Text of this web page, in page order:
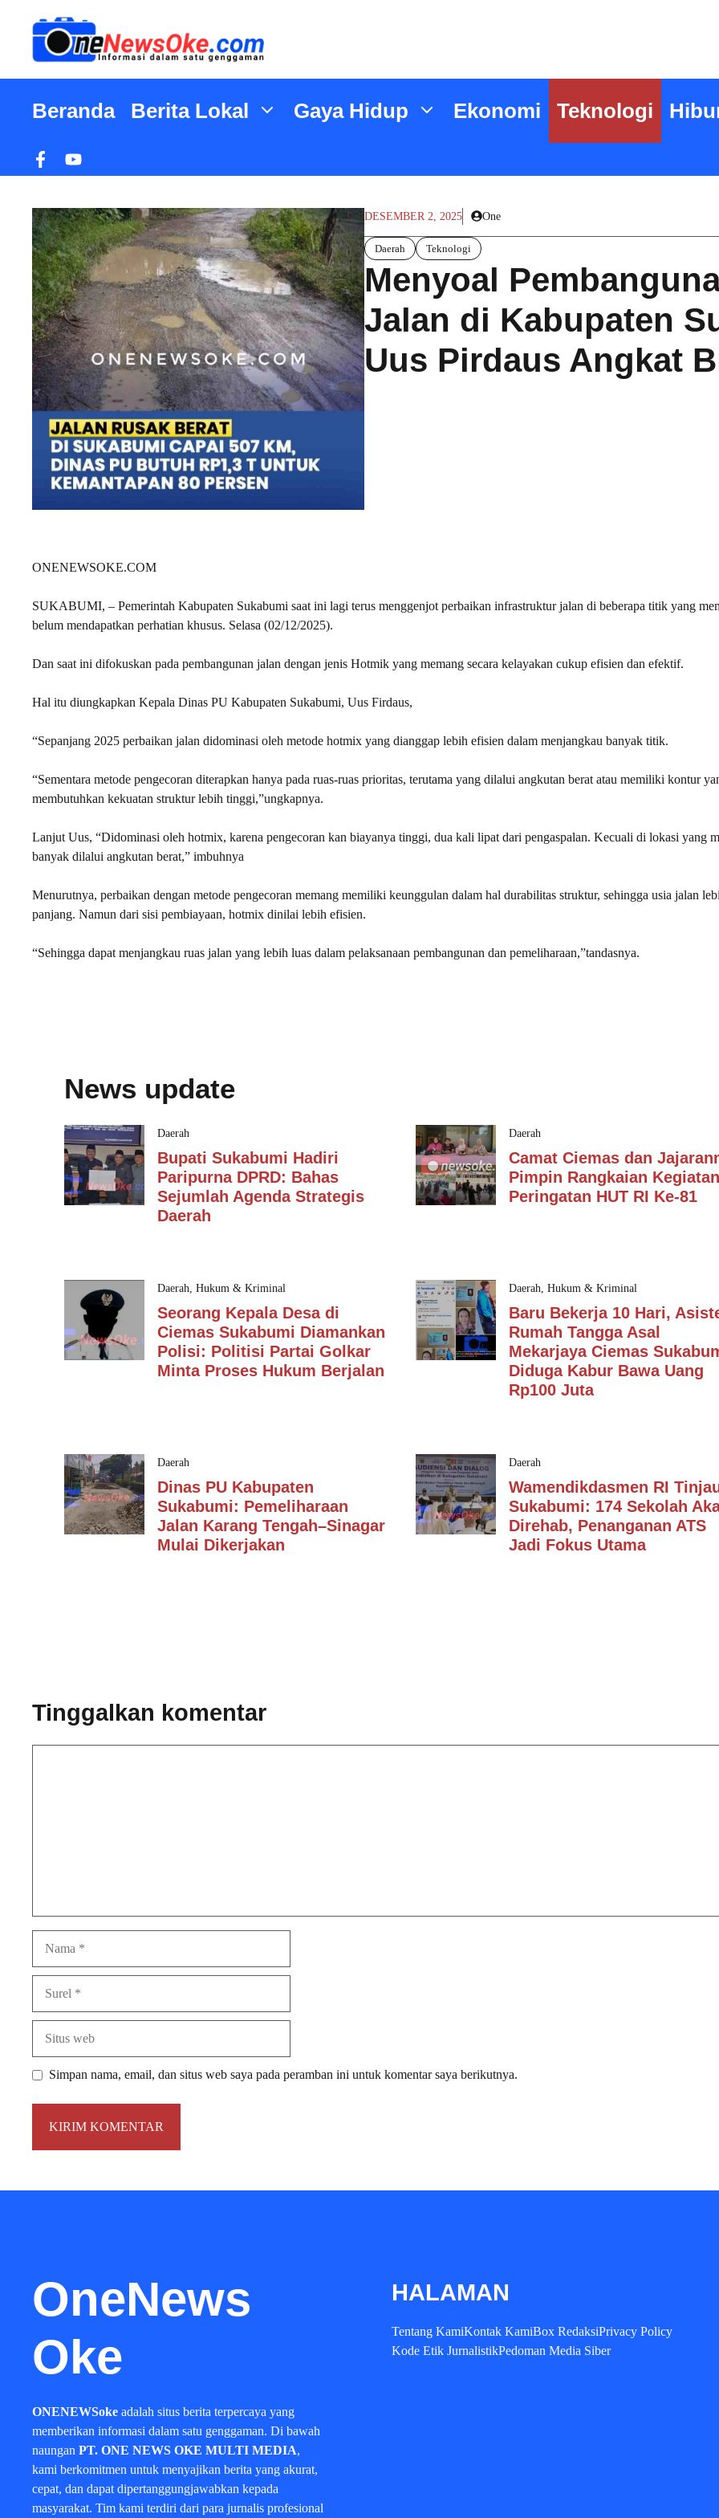
Beranda Berita Lokal Gaya Hidup Ekonomi Teknologi
DESEMBER 2, 2025 One
Daerah Teknologi
Menyoal
Jalan di Kabupaten
Uus Pirdaus Angkat
ONENEWSOKE.COM
SUKABUMI, – Pemerintah Kabupaten Sukabumi saat ini lagi terus menggenjot perbaikan infrastruktur jalan di beberapa titik yang
belum mendapatkan perhatian khusus. Selasa (02/12/2025).
Dan saat ini difokuskan pada pembangunan jalan dengan jenis Hotmik yang memang secara kelayakan cukup efisien dan efektif.
Hal itu diungkapkan Kepala Dinas PU Kabupaten Sukabumi, Uus Firdaus,
“Sepanjang 2025 perbaikan jalan didominasi oleh metode hotmix yang dianggap lebih efisien dalam menjangkau banyak titik.
“Sementara metode pengecoran diterapkan hanya pada ruas-ruas prioritas, terutama yang dilalui angkutan berat atau memiliki kontur
membutuhkan kekuatan struktur lebih tinggi,”ungkapnya.
Lanjut Uus, “Didominasi oleh hotmix, karena pengecoran kan biayanya tinggi, dua kali lipat dari pengaspalan. Kecuali di lokasi yang
banyak dilalui angkutan berat,” imbuhnya
Menurutnya, perbaikan dengan metode pengecoran memang memiliki keunggulan dalam hal durabilitas struktur, sehingga usia jalan
panjang. Namun dari sisi pembiayaan, hotmix dinilai lebih efisien.
“Sehingga dapat menjangkau ruas jalan yang lebih luas dalam pelaksanaan pembangunan dan pemeliharaan,”tandasnya.
News update
Daerah
Bupati Sukabumi Hadiri
Paripurna DPRD: Bahas
Sejumlah Agenda Strategis
Daerah
Daerah
Camat Ciemas dan
Pimpin Rangkaian Kegiatan
Peringatan HUT RI Ke-81
Daerah, Hukum & Kriminal
Seorang Kepala Desa di
Ciemas Sukabumi Diamankan
Polisi: Politisi Partai Golkar
Minta Proses Hukum Berjalan
Daerah, Hukum & Kriminal
Baru Bekerja 10 Hari,
Rumah Tangga Asal
Mekarjaya Ciemas
Diduga Kabur Bawa Uang
Rp100 Juta
Daerah
Dinas PU Kabupaten
Sukabumi: Pemeliharaan
Jalan Karang Tengah–Sinagar
Mulai Dikerjakan
Daerah
Wamendikdasmen RI
Sukabumi: 174 Sekolah
Direhab, Penanganan ATS
Jadi Fokus Utama
Tinggalkan komentar
Simpan nama, email, dan situs web saya pada peramban ini untuk komentar saya berikutnya.
OneNews
Oke
ONENEWSoke adalah situs berita terpercaya yang
memberikan informasi dalam satu genggaman. Di bawah
naungan PT. ONE NEWS OKE MULTI MEDIA,
kami berkomitmen untuk menyajikan berita yang akurat,
cepat, dan dapat dipertanggungjawabkan kepada
masyarakat. Tim kami terdiri dari para jurnalis profesional
HALAMAN
Tentang KamiKontak KamiBox RedaksiPrivacy Policy
Kode Etik JurnalistikPedoman Media Siber